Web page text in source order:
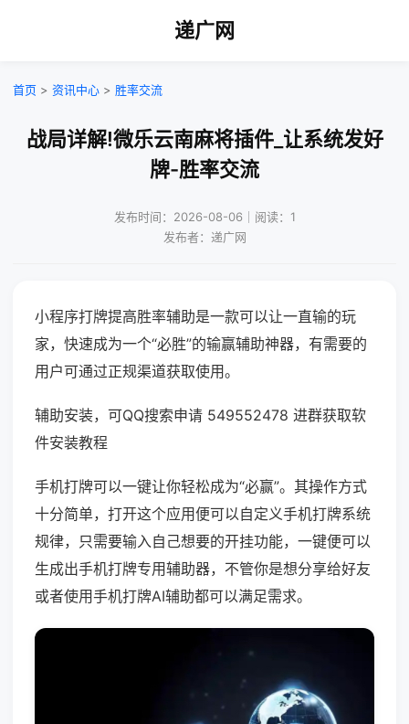
递广网
首页 > 资讯中心 > 胜率交流
战局详解!微乐云南麻将插件_让系统发好
牌-胜率交流
发布时间：2026-08-06｜阅读：1
发布者：递广网
小程序打牌提高胜率辅助是一款可以让一直输的玩
家，快速成为一个“必胜”的输赢辅助神器，有需要的
用户可通过正规渠道获取使用。
辅助安装，可QQ搜索申请 549552478 进群获取软
件安装教程
手机打牌可以一键让你轻松成为“必赢”。其操作方式
十分简单，打开这个应用便可以自定义手机打牌系统
规律，只需要输入自己想要的开挂功能，一键便可以
生成出手机打牌专用辅助器，不管你是想分享给好友
或者使用手机打牌AI辅助都可以满足需求。